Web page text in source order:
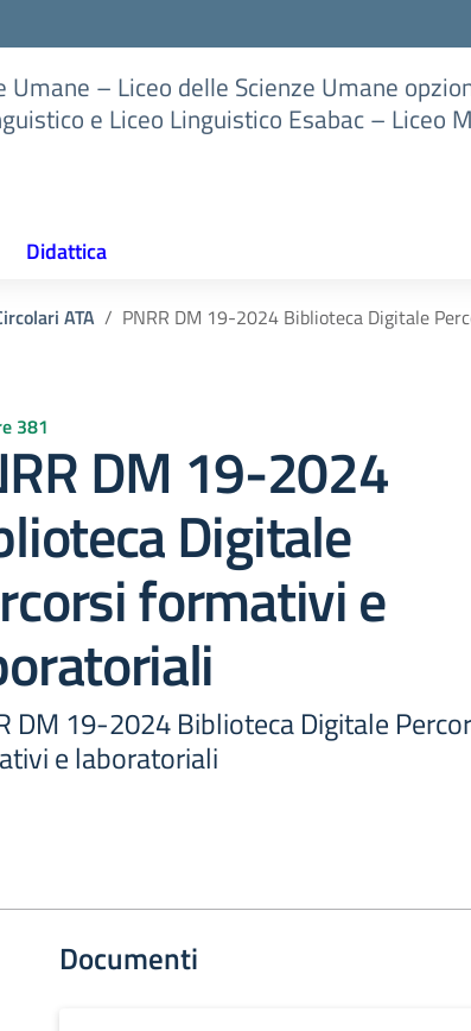
Umane – Liceo delle Scienze Umane
e Liceo Linguistico Esabac – Liceo
Didattica
ATA PNRR DM 19-2024 Biblioteca Digitale
381
DM 19-2024
Digitale
formativi e
DM 19-2024 Biblioteca Digitale
e laboratoriali
Documenti